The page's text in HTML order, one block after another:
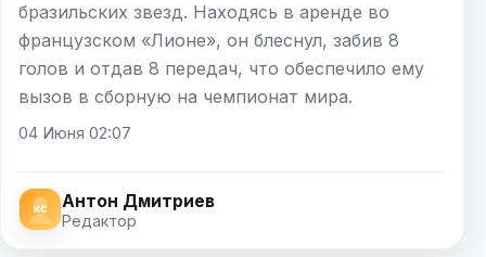
бразильских звезд. Находясь в аренде во
французском «Лионе», он блеснул, забив 8
голов и отдав 8 передач, что обеспечило ему
вызов в сборную на чемпионат мира.
04 Июня 02:07
Антон Дмитриев
Редактор